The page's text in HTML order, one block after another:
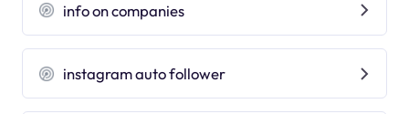
info on companies
instagram auto follower